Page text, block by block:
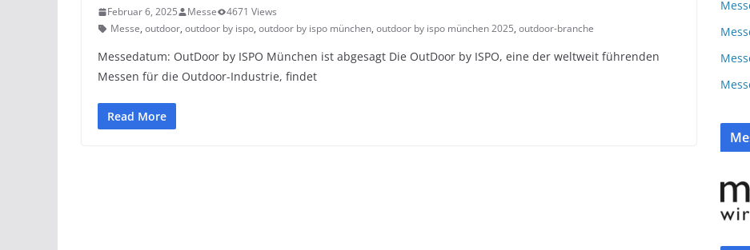
Februar 6, 2025 Messe
4671 Views
Messe, outdoor, outdoor by ispo, outdoor by ispo münchen, outdoor by ispo münchen 2025, outdoor-branche
Messedatum: OutDoor by ISPO München ist abgesagt Die OutDoor by ISPO, eine der weltweit führenden
Messen für die Outdoor-Industrie, findet
Read More